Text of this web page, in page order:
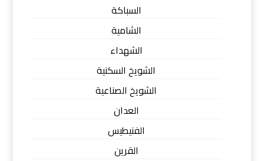
السباكة
الشامية
الشهداء
الشويخ السكنية
الشويخ الصناعية
العدان
الفنيطيس
القرين